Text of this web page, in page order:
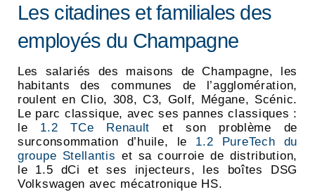
Les citadines et familiales des
employés du Champagne
Les salariés des maisons de Champagne, les
habitants des communes de l’agglomération,
roulent en Clio, 308, C3, Golf, Mégane, Scénic.
Le parc classique, avec ses pannes classiques :
le 1.2 TCe Renault et son problème de
surconsommation d’huile, le 1.2 PureTech du
groupe Stellantis et sa courroie de distribution,
le 1.5 dCi et ses injecteurs, les boîtes DSG
Volkswagen avec mécatronique HS.